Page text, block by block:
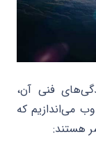
فنی آن،
می‌اندازیم که
هستند: